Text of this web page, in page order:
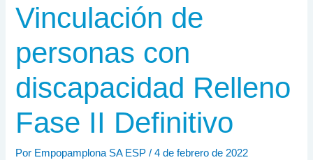
Vinculación de
personas con
discapacidad Relleno
Fase II Definitivo
Por Empopamplona SA ESP/4 de febrero de 2022